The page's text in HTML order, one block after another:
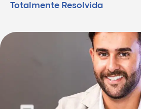
Totalmente Resolvida